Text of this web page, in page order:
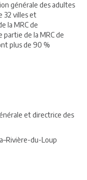
générale des adultes
32 villes et
la MRC de
partie de la MRC de
plus de 90 %
et directrice des
du-Loup